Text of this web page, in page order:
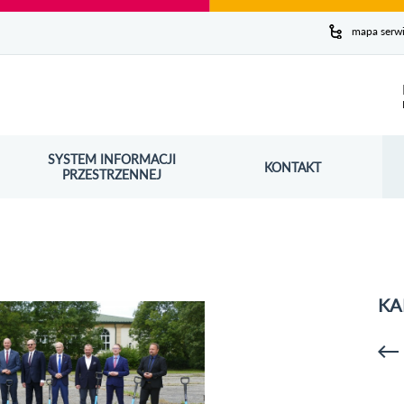
mapa
SYSTEM INFORMACJI
PRZESTRZENNEJ
OTWORZY SIĘ W NOWYM OKNIE KONTAKT